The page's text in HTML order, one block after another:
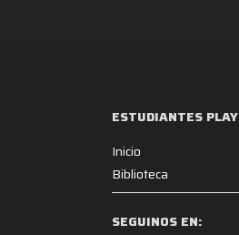
ESTUDIANTES PLAY
Inicio
Biblioteca
SEGUINOS EN: